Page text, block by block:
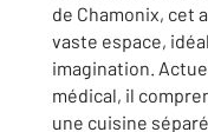
de Chamonix, cet
vaste espace,
imagination.
médical, il
une cuisine